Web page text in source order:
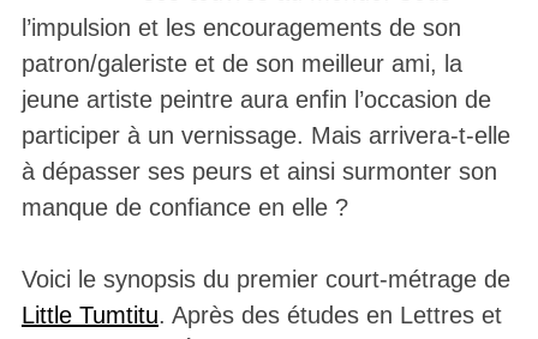
l’impulsion et les encouragements de son
patron/galeriste et de son meilleur ami, la
jeune artiste peintre aura enfin l’occasion de
participer à un vernissage. Mais arrivera-t-elle
à dépasser ses peurs et ainsi surmonter son
manque de confiance en elle ?
Voici le synopsis du premier court-métrage de
Little Tumtitu. Après des études en Lettres et